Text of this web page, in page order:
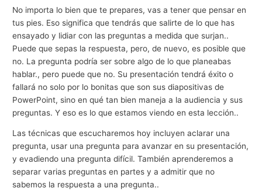
No importa lo bien que te prepares, vas a tener que pensar en
tus pies. Eso significa que tendrás que salirte de lo que has
ensayado y lidiar con las preguntas a medida que surjan..
Puede que sepas la respuesta, pero, de nuevo, es posible que
no. La pregunta podría ser sobre algo de lo que planeabas
hablar., pero puede que no. Su presentación tendrá éxito o
fallará no solo por lo bonitas que son sus diapositivas de
PowerPoint, sino en qué tan bien maneja a la audiencia y sus
preguntas. Y eso es lo que estamos viendo en esta lección..
Las técnicas que escucharemos hoy incluyen aclarar una
pregunta, usar una pregunta para avanzar en su presentación,
y evadiendo una pregunta difícil. También aprenderemos a
separar varias preguntas en partes y a admitir que no
sabemos la respuesta a una pregunta..